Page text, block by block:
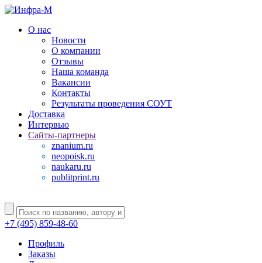
О нас
Новости
О компании
Отзывы
Наша команда
Вакансии
Контакты
Результаты проведения СОУТ
Доставка
Интервью
Сайты-партнеры
znanium.ru
neopoisk.ru
naukaru.ru
publitprint.ru
+7 (495) 859-48-60
Профиль
Заказы